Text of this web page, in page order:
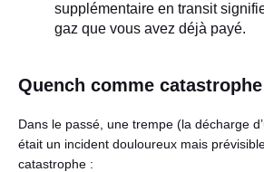
supplémentaire en transit
gaz que vous avez déjà payé.
Quench comme
Dans le passé, une trempe (la décharge
était un incident douloureux mais
catastrophe :